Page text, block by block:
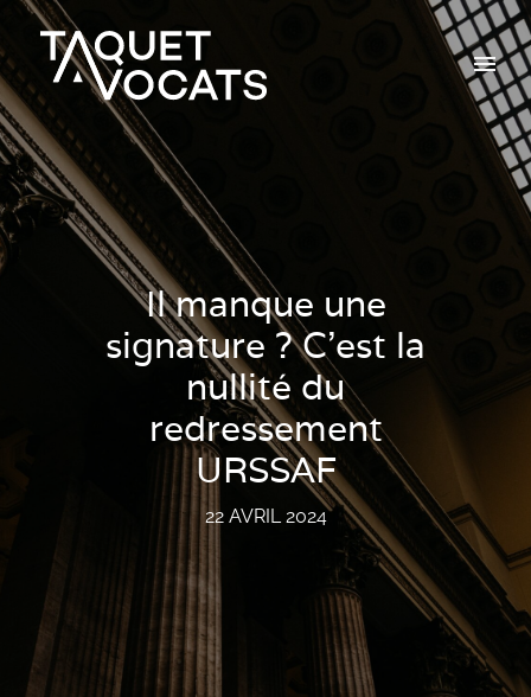
Il manque une
signature ? C’est la
nullité du
redressement
URSSAF
22 AVRIL 2024